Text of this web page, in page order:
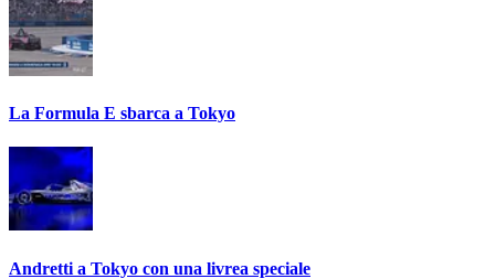
La Formula E sbarca a Tokyo
Andretti a Tokyo con una livrea speciale